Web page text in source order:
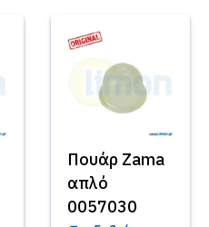
Πουάρ Zama
απλό
0057030